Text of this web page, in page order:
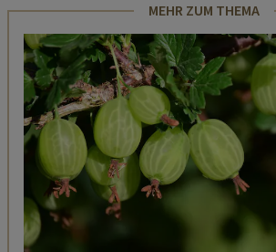
MEHR ZUM THEMA